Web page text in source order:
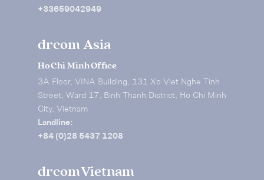
+33659042949
drcom Asia
Ho Chi Minh Office
3A Floor, VINA Building, 131 Xo Viet Nghe Tinh
Street, Ward 17, Binh Thanh District, Ho Chi Minh
City, Vietnam
Landline:
+84 (0)28 5437 1208
drcom Vietnam